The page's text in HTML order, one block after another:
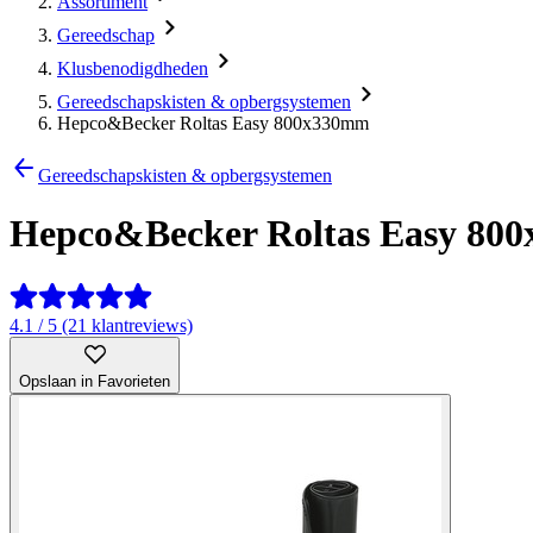
Gereedschap
Klusbenodigdheden
Gereedschapskisten & opbergsystemen
Hepco&Becker Roltas Easy 800x330mm
Gereedschapskisten & opbergsystemen
Hepco&Becker Roltas Easy
4.1 / 5 (21 klantreviews)
Opslaan in Favorieten